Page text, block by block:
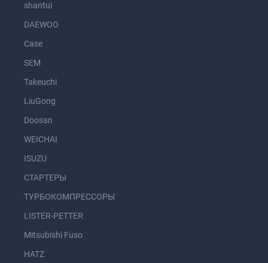
shantui
DAEWOO
Case
SEM
Takeuchi
LiuGong
Doosan
WEICHAI
ISUZU
СТАРТЕРЫ
ТУРБОКОМПРЕССОРЫ
LISTER-PETTER
Mitsubishi Fuso
HATZ